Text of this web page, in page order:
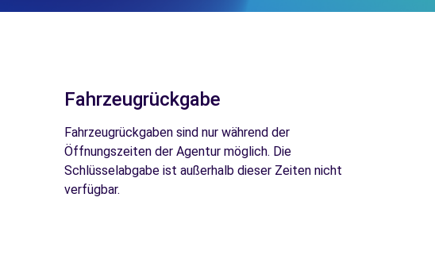
Fahrzeugrückgabe
Fahrzeugrückgaben sind nur während der
Öffnungszeiten der Agentur möglich. Die
Schlüsselabgabe ist außerhalb dieser Zeiten nicht
verfügbar.